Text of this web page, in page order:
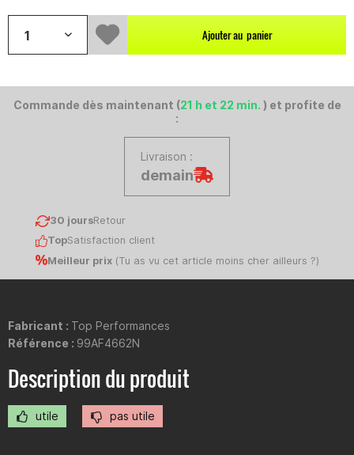
Ajouter au panier
Commande dès maintenant (21 h et 22 min. ) et profite de
:
Livraison :
demain
30 joursRetour
TopSatisfaction client
Meilleur prix(Tu as vu cet article moins cher ailleurs ?)
Fabricant : Top Performances
Référence : 99AF4662N
Description du produit
utile pas utile